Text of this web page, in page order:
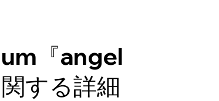
『angel
する詳細